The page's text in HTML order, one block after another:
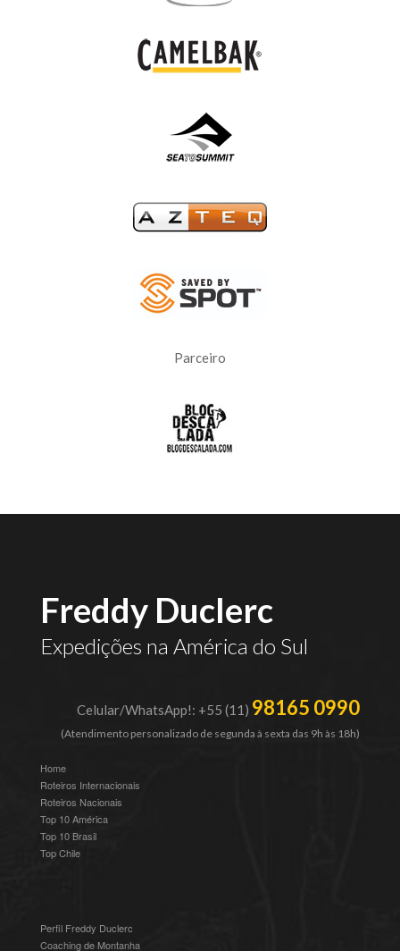
Parceiro
Freddy Duclerc
Expedições na América do Sul
Celular/WhatsApp!: +55 (11) 98165 0990
(Atendimento personalizado de segunda à sexta das 9h às 18h)
Home
Roteiros Internacionais
Roteiros Nacionais
Top 10 América
Top 10 Brasil
Top Chile
Perfil Freddy Duclerc
Coaching de Montanha